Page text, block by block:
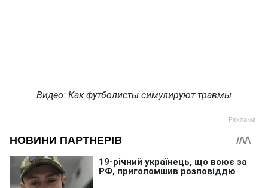
Видео: Как футболисты симулируют травмы